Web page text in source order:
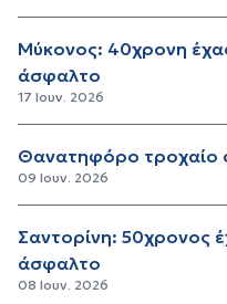
Μύκονος: 40χρονη
άσφαλτο
17 Ιουν. 2026
Θανατηφόρο τροχαίο
09 Ιουν. 2026
Σαντορίνη: 50χρονος
άσφαλτο
08 Ιουν. 2026